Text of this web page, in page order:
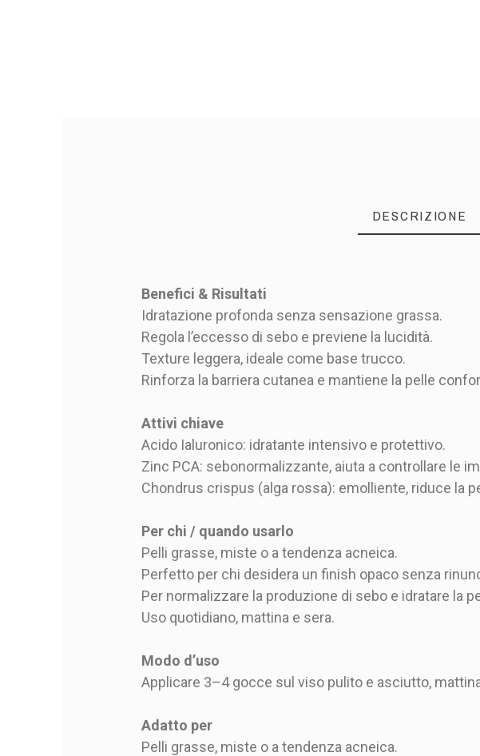
DESCRIZIONE
Benefici & Risultati
Idratazione profonda senza sensazione grassa.
Regola l’eccesso di sebo e previene la lucidità.
Texture leggera, ideale come base trucco.
Rinforza la barriera cutanea e mantiene la pelle
Attivi chiave
Acido Ialuronico: idratante intensivo e protettivo.
Zinc PCA: sebonormalizzante, aiuta a controllare le
Chondrus crispus (alga rossa): emolliente, riduce la
Per chi / quando usarlo
Pelli grasse, miste o a tendenza acneica.
Perfetto per chi desidera un finish opaco senza
Per normalizzare la produzione di sebo e idratare la
Uso quotidiano, mattina e sera.
Modo d’uso
Applicare 3–4 gocce sul viso pulito e asciutto,
Adatto per
Pelli grasse, miste o a tendenza acneica.